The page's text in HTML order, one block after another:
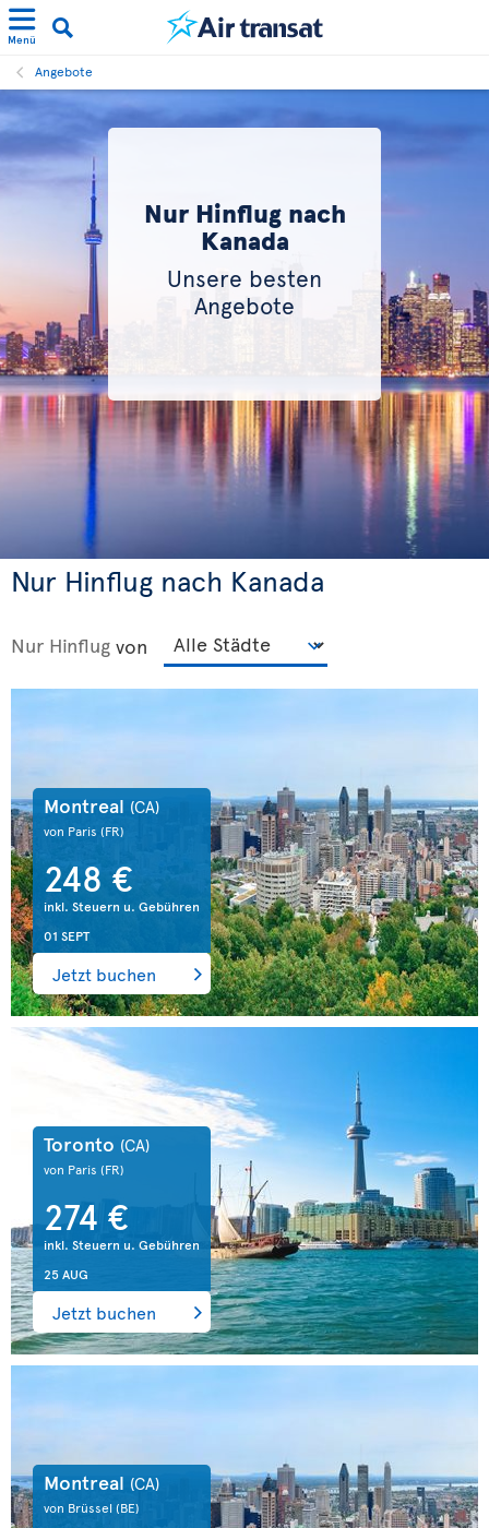
Menü
Angebote
Nur Hinflug nach
Kanada
Unsere besten
Angebote
Nur Hinflug nach Kanada
Nur Hinflug von
Montreal (CA)
von Paris (FR)
248 €
inkl. Steuern u. Gebühren
01 SEPT
Jetzt buchen
Toronto (CA)
von Paris (FR)
274 €
inkl. Steuern u. Gebühren
25 AUG
Jetzt buchen
Montreal (CA)
von Brüssel(BE)